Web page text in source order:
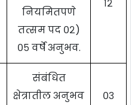
नियमितपणे
तत्सम पद ०२)
०५ वर्षे अनुभव.
१२
संबंधित
क्षेत्रातील अनुभव
०३